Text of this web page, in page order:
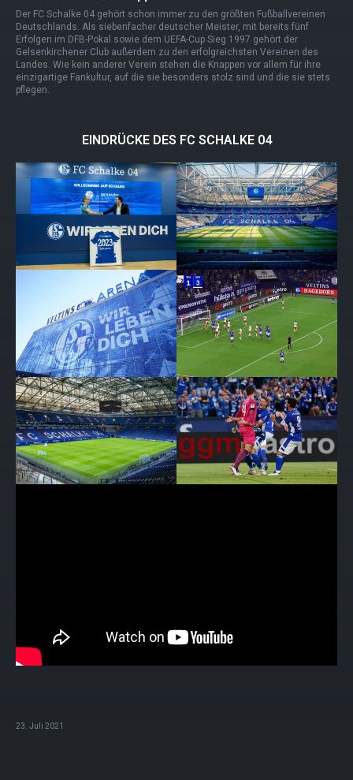
Der FC Schalke 04 gehört schon immer zu den größten Fußballvereinen
Deutschlands. Als siebenfacher deutscher Meister, mit bereits fünf
Erfolgen im DFB-Pokal sowie dem UEFA-Cup Sieg 1997 gehört der
Gelsenkirchener Club außerdem zu den erfolgreichsten Vereinen des
Landes. Wie kein anderer Verein stehen die Knappen vor allem für ihre
einzigartige Fankultur, auf die sie besonders stolz sind und die sie stets
pflegen.
EINDRÜCKE DES FC SCHALKE 04
23. Juli 2021